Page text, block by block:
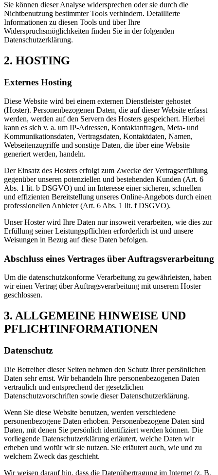
Sie können dieser Analyse widersprechen oder sie durch die
Nichtbenutzung bestimmter Tools verhindern. Detaillierte
Informationen zu diesen Tools und über Ihre
Widerspruchsmöglichkeiten finden Sie in der folgenden
Datenschutzerklärung.
2. HOSTING
Externes Hosting
Diese Website wird bei einem externen Dienstleister gehostet
(Hoster). Personenbezogenen Daten, die auf dieser Website erfasst
werden, werden auf den Servern des Hosters gespeichert. Hierbei
kann es sich v. a. um IP-Adressen, Kontaktanfragen, Meta- und
Kommunikationsdaten, Vertragsdaten, Kontaktdaten, Namen,
Webseitenzugriffe und sonstige Daten, die über eine Website
generiert werden, handeln.
Der Einsatz des Hosters erfolgt zum Zwecke der Vertragserfüllung
gegenüber unseren potenziellen und bestehenden Kunden (Art. 6
Abs. 1 lit. b DSGVO) und im Interesse einer sicheren, schnellen
und effizienten Bereitstellung unseres Online-Angebots durch einen
professionellen Anbieter (Art. 6 Abs. 1 lit. f DSGVO).
Unser Hoster wird Ihre Daten nur insoweit verarbeiten, wie dies zur
Erfüllung seiner Leistungspflichten erforderlich ist und unsere
Weisungen in Bezug auf diese Daten befolgen.
Abschluss eines Vertrages über Auftragsverarbeitung
Um die datenschutzkonforme Verarbeitung zu gewährleisten, haben
wir einen Vertrag über Auftragsverarbeitung mit unserem Hoster
geschlossen.
3. ALLGEMEINE HINWEISE UND
PFLICHTINFORMATIONEN
Datenschutz
Die Betreiber dieser Seiten nehmen den Schutz Ihrer persönlichen
Daten sehr ernst. Wir behandeln Ihre personenbezogenen Daten
vertraulich und entsprechend der gesetzlichen
Datenschutzvorschriften sowie dieser Datenschutzerklärung.
Wenn Sie diese Website benutzen, werden verschiedene
personenbezogene Daten erhoben. Personenbezogene Daten sind
Daten, mit denen Sie persönlich identifiziert werden können. Die
vorliegende Datenschutzerklärung erläutert, welche Daten wir
erheben und wofür wir sie nutzen. Sie erläutert auch, wie und zu
welchem Zweck das geschieht.
Wir weisen darauf hin, dass die Datenübertragung im Internet (z. B.